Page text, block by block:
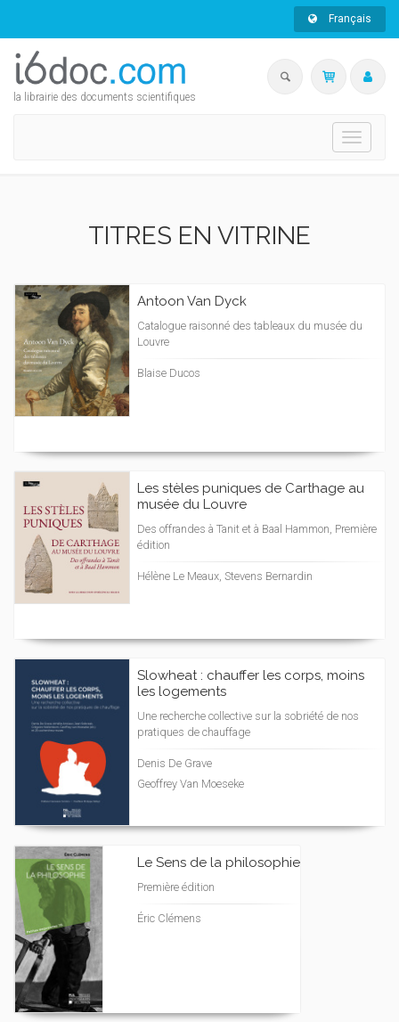
Français
la librairie des documents scientifiques
Toggle
TITRES EN VITRINE
Antoon Van Dyck
Catalogue raisonné des tableaux du musée du
Louvre
Blaise Ducos
Les stèles puniques de Carthage au
musée du Louvre
Des offrandes à Tanit et à Baal Hammon, Première
édition
Hélène Le Meaux, Stevens Bernardin
Slowheat : chauffer les corps, moins
les logements
Une recherche collective sur la sobriété de nos
pratiques de chauffage
Denis De Grave
Geoffrey Van Moeseke
Le Sens de la philosophie
Première édition
Éric Clémens